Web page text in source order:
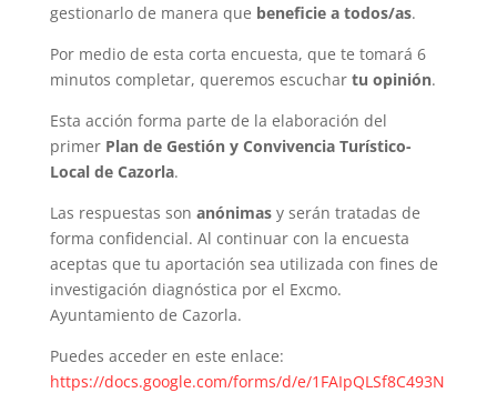
gestionarlo de manera que beneficie a todos/as.
Por medio de esta corta encuesta, que te tomará 6
minutos completar, queremos escuchar tu opinión.
Esta acción forma parte de la elaboración del
primer Plan de Gestión y Convivencia Turístico-
Local de Cazorla.
Las respuestas son anónimasy serán tratadas de
forma confidencial. Al continuar con la encuesta
aceptas que tu aportación sea utilizada con fines de
investigación diagnóstica por el Excmo.
Ayuntamiento de Cazorla.
Puedes acceder en este enlace:
https://docs.google.com/forms/d/e/1FAIpQLSf8C493N